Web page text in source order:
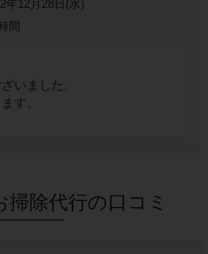
年12月28日(水)
間
いました。
す。
除代行の口コミ